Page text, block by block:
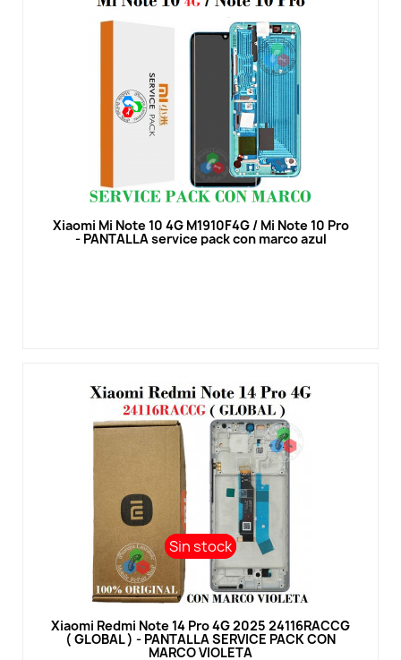
Vista rápida
Xiaomi Mi Note 10 4G M1910F4G / Mi Note 10 Pro
- PANTALLA service pack con marco azul
Sin stock
Sin stock
Vista rápida
Xiaomi Redmi Note 14 Pro 4G 2025 24116RACCG
( GLOBAL ) - PANTALLA SERVICE PACK CON
MARCO VIOLETA